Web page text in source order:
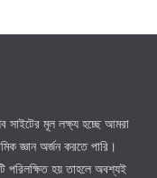
সাইটের মূল লক্ষ্য হচ্ছে আমরা
জ্ঞান অর্জন করতে পারি।
পরিলক্ষিত হয় তাহলে অবশ্যই